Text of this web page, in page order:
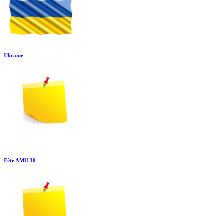
Ukraine
Fête AMU 30